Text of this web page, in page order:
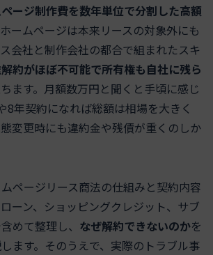
ージ制作費を数年単位で分割した高額
ームページは本来リースの対象外にも
会社と制作会社の都合で組まれたスキ
約がほぼ不可能で所有権も自社に残ら
ます。月額数万円と聞くと手頃に感じ
8年契約になれば総額は相場を大きく
変更時にも違約金や残債が重くのしか
ページリース商法の仕組みと契約内容
ーン、ショッピングクレジット、サブ
めて整理し、 なぜ解約できないのかを
ます。そのうえで、実際のトラブル事